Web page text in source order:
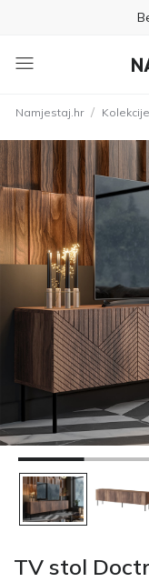
Nije
Nije
Namjestaj.hr /
TV stol